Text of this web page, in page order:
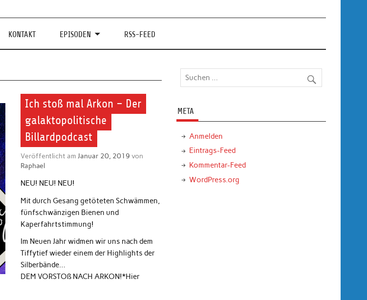
KONTAKT EPISODEN RSS-FEED
Ich stoß mal Arkon – Der
galaktopolitische
Billardpodcast
Veröffentlicht am Januar 20, 2019 von
Raphael
NEU! NEU! NEU!
Mit durch Gesang getöteten Schwämmen,
fünfschwänzigen Bienen und
Kaperfahrtstimmung!
Im Neuen Jahr widmen wir uns nach dem
Tiffytief wieder einem der Highlights der
Silberbände…
DEM VORSTOß NACH ARKON!*Hier
META
Anmelden
Eintrags-Feed
Kommentar-Feed
WordPress.org